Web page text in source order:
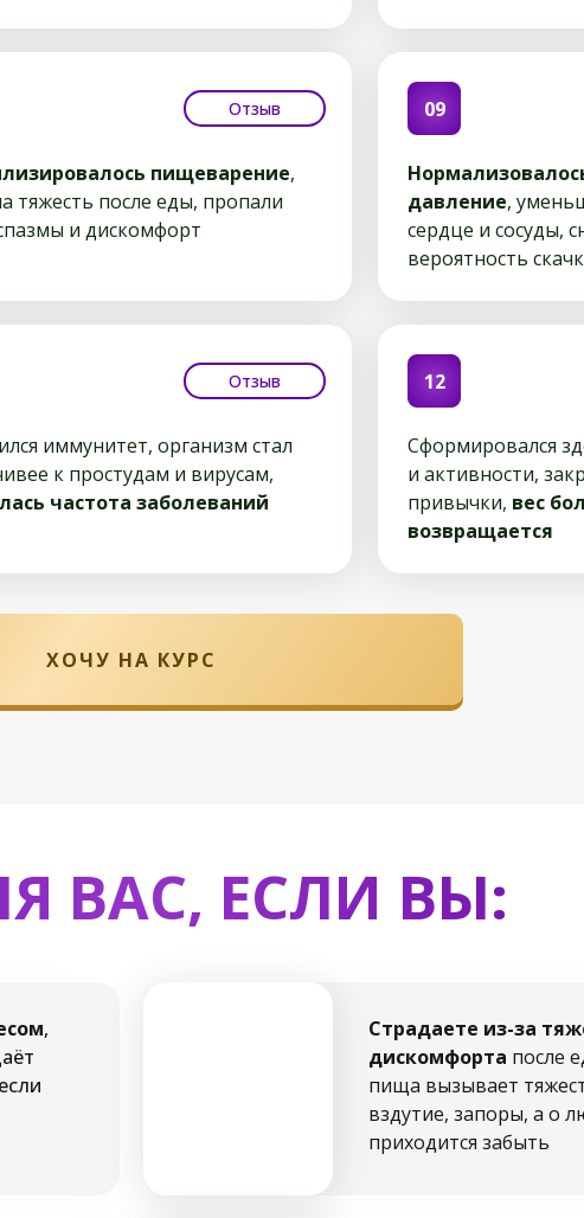
ХОЧУ НА КУРС
пищеварение,
тяжесть после еды, пропали
и дискомфорт
давление,
сердце и сосуды,
вероятность
09
иммунитет, организм стал
к простудам и вирусам,
частота заболеваний
Сформировался
и активности,
привычки, вес
возвращается
12
Отзыв
Отзыв
ВАС, ЕСЛИ ВЫ:
,
Страдаете из-за
дискомфорта после
пища вызывает
вздутие, запоры, а о
приходится забыть